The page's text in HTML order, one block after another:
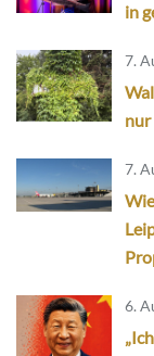
in
7.
nur
7.
6.